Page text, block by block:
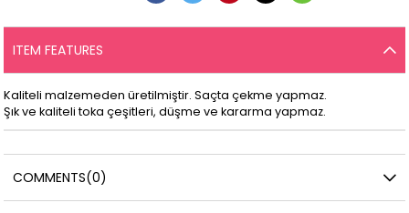
ITEM FEATURES
Kaliteli malzemeden üretilmiştir. Saçta çekme yapmaz.
Şık ve kaliteli toka çeşitleri, düşme ve kararma yapmaz.
COMMENTS(0)